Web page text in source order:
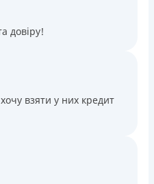
довіру!
взяти у них кредит